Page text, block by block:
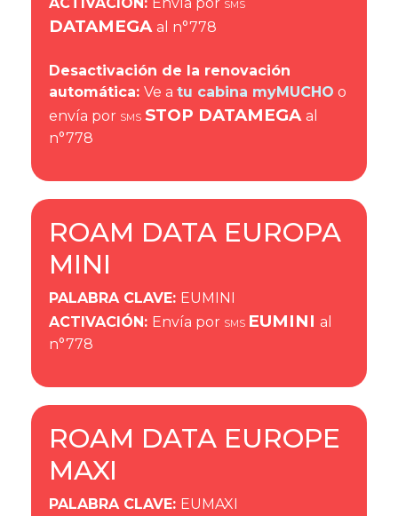
SMS
DATAMEGA al n°778
Desactivación de la renovación
automática: Ve a tu cabina myMUCHO o
envía por SMS STOP DATAMEGA al
n°778
ROAM DATA EUROPA
MINI
PALABRA CLAVE: EUMINI
ACTIVACIÓN: Envía por SMS EUMINI al
n°778
ROAM DATA EUROPE
MAXI
PALABRA CLAVE: EUMAXI